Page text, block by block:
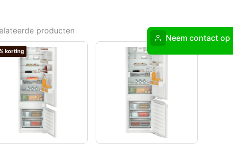
producten
korting
Neem contact op